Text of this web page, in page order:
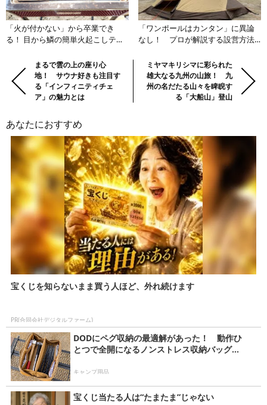
「火が付かない」から卒業でき
る！ 目から鱗の簡単火起こしテク
「ワンポールはカンタン」に異論
なし！ プロが解説する設営方法
ットとは？
の
次
の
記
事
Previous:まるで雲の上の座り心
地！ サウナ好きも注目す
る「インフィニティチェ
ア」の魅力とは
Next:ミヤマキリシマに彩られた
雄大なる九州の山旅！ 九
州の名だたる山々を睥睨す
る「大船山」登山
あなたにおすすめ
宝くじを知らないまま買う人ほど、外れ続けます
PR(合同会社デジタルファーム)
DODにペグ収納の最適解があった！ 動作ひ
とつで全開になるノンストレス収納バッグ...
キャンプ用品
宝くじ当たる人は“たまたま”じゃない